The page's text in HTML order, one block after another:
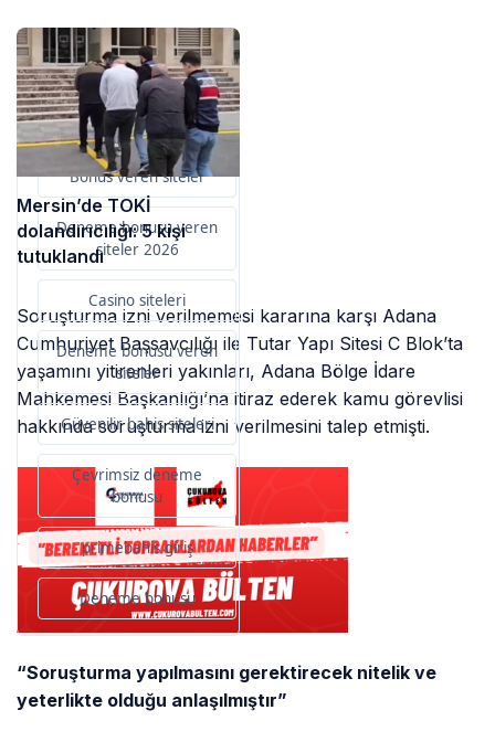
Sponsorlarımız
Bu içerik destekçileri
primebahis resmi giris
Bonus veren siteler
Deneme bonusu veren
siteler 2026
Casino siteleri
Deneme bonusu veren
siteler
Güvenilir bahis siteleri
Çevrimsiz deneme
bonusu
primebahis giriş
Deneme bonusu
Mersin’de TOKİ
dolandırıcılığı: 5 kişi
tutuklandı
Soruşturma izni verilmemesi kararına karşı Adana
Cumhuriyet Başsavcılığı ile Tutar Yapı Sitesi C Blok’ta
yaşamını yitirenleri yakınları, Adana Bölge İdare
Mahkemesi Başkanlığı’na itiraz ederek kamu görevlisi
hakkında soruşturma izni verilmesini talep etmişti.
“Soruşturma yapılmasını gerektirecek nitelik ve
yeterlikte olduğu anlaşılmıştır”